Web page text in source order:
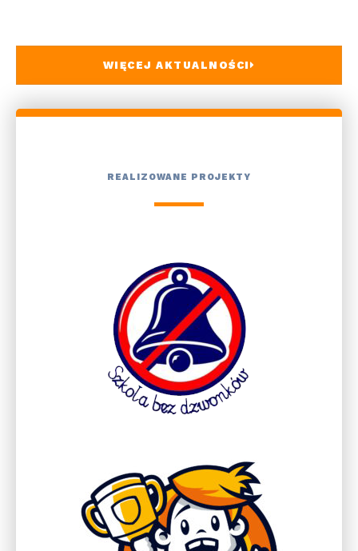
WIĘCEJ AKTUALNOŚCI
REALIZOWANE PROJEKTY